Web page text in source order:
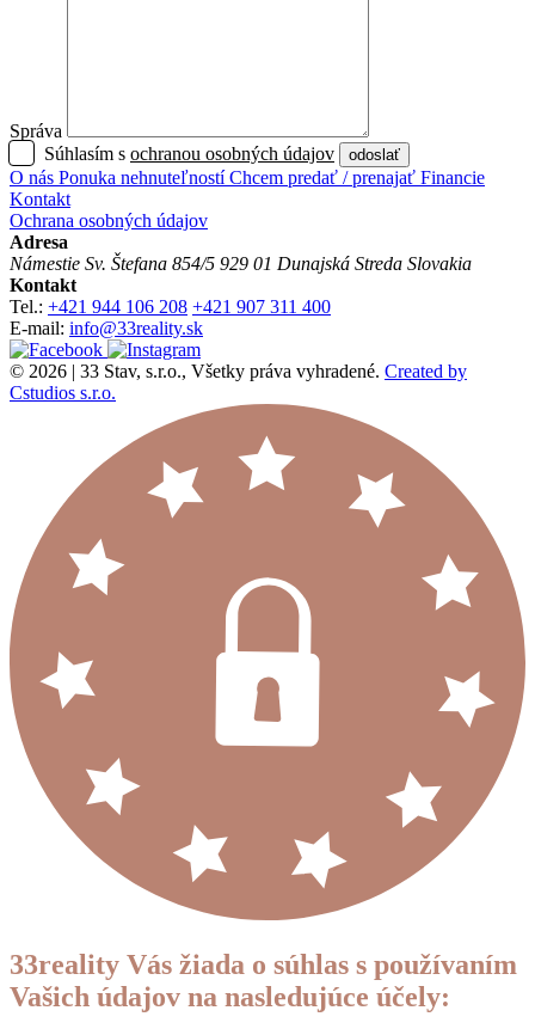
Správa
Súhlasím s ochranou osobných údajov odoslať
O nás Ponuka nehnuteľností Chcem predať / prenajať Financie
Kontakt
Ochrana osobných údajov
Adresa
Námestie Sv. Štefana 854/5 929 01 Dunajská Streda Slovakia
Kontakt
Tel.: +421 944 106 208 +421 907 311 400
E-mail: info@33reality.sk
© 2026 | 33 Stav, s.r.o., Všetky práva vyhradené. Created by
Cstudios s.r.o.
33reality Vás žiada o súhlas s používaním
Vašich údajov na nasledujúce účely: